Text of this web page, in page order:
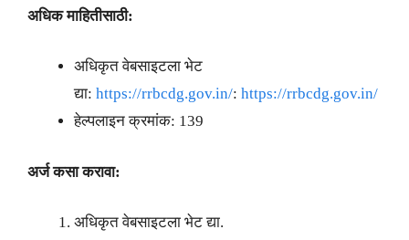
अधिक माहितीसाठी:
अधिकृत वेबसाइटला भेट
द्या: https://rrbcdg.gov.in/: https://rrbcdg.gov.in/
हेल्पलाइन क्रमांक: 139
अर्ज कसा करावा:
अधिकृत वेबसाइटला भेट द्या.